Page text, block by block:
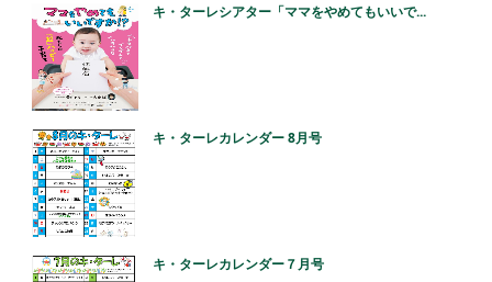
キ・ターレシアター「ママをやめてもいいで...
キ・ターレカレンダー 8月号
キ・ターレカレンダー７月号